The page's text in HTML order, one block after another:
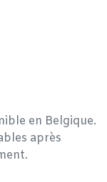
en Belgique.
après